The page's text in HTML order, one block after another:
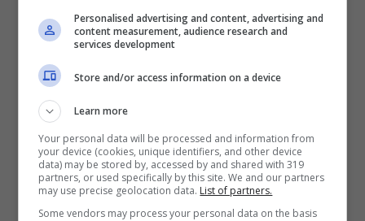
dibattito del dibattito ci sono autonomia
differenziata e premierata.
“Diciamo che si sono intestarditi.
L’autonomia differenziata è una bandiera
della Lega di un tempo che fu e credo che
Calderoli non abbia intenzione di
Personalised advertising and content, advertising and
content measurement, audience research and
services development
Store and/or access information on a device
Learn more
Your personal data will be processed and information from
your device (cookies, unique identifiers, and other device
data) may be stored by, accessed by and shared with 319
partners, or used specifically by this site. We and our partners
may use precise geolocation data. List of partners.
Some vendors may process your personal data on the basis